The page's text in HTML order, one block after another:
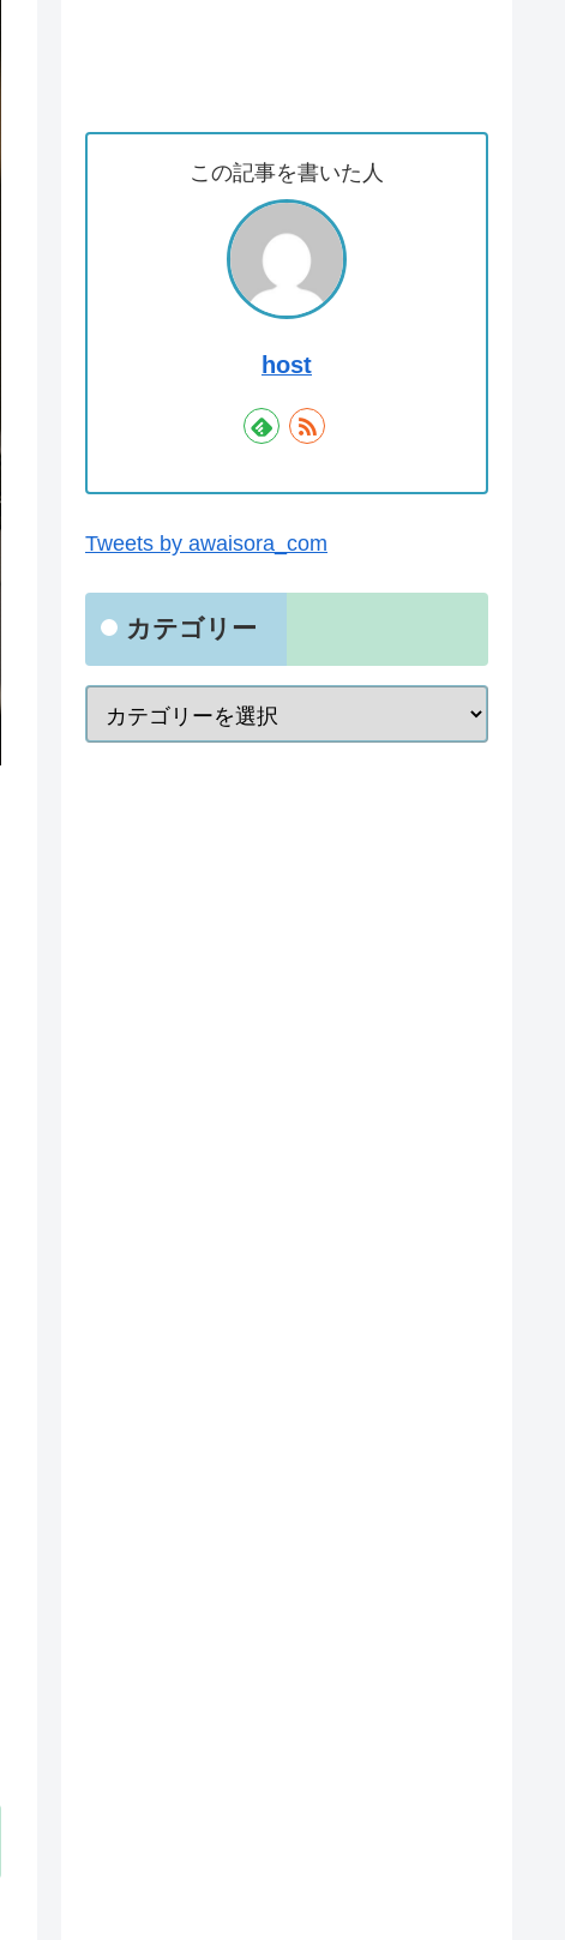
この記事を書いた人
host
Tweets by awaisora_com
カテゴリー